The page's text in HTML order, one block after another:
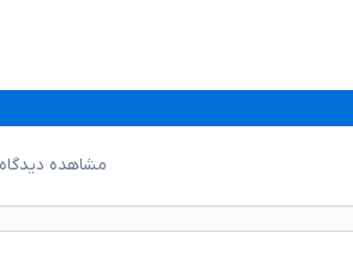
مشاهده